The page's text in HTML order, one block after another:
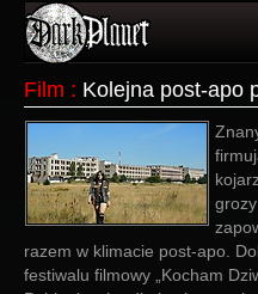
Użytkownicy
Wydarzenia
Galeria
Forum
Film : Kolejna post-apo
razem w klimacie post-apo.
festiwalu filmowy „Kocham